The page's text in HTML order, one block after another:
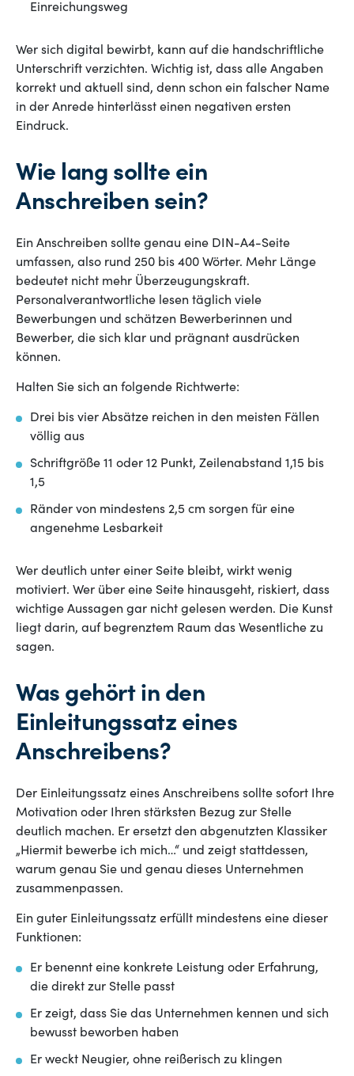
Einreichungsweg
Wer sich digital bewirbt, kann auf die handschriftliche
Unterschrift verzichten. Wichtig ist, dass alle Angaben
korrekt und aktuell sind, denn schon ein falscher Name
in der Anrede hinterlässt einen negativen ersten
Eindruck.
Wie lang sollte ein
Anschreiben sein?
Ein Anschreiben sollte genau eine DIN-A4-Seite
umfassen, also rund 250 bis 400 Wörter. Mehr Länge
bedeutet nicht mehr Überzeugungskraft.
Personalverantwortliche lesen täglich viele
Bewerbungen und schätzen Bewerberinnen und
Bewerber, die sich klar und prägnant ausdrücken
können.
Halten Sie sich an folgende Richtwerte:
Drei bis vier Absätze reichen in den meisten Fällen
völlig aus
Schriftgröße 11 oder 12 Punkt, Zeilenabstand 1,15 bis
1,5
Ränder von mindestens 2,5 cm sorgen für eine
angenehme Lesbarkeit
Wer deutlich unter einer Seite bleibt, wirkt wenig
motiviert. Wer über eine Seite hinausgeht, riskiert, dass
wichtige Aussagen gar nicht gelesen werden. Die Kunst
liegt darin, auf begrenztem Raum das Wesentliche zu
sagen.
Was gehört in den
Einleitungssatz eines
Anschreibens?
Der Einleitungssatz eines Anschreibens sollte sofort Ihre
Motivation oder Ihren stärksten Bezug zur Stelle
deutlich machen. Er ersetzt den abgenutzten Klassiker
„Hiermit bewerbe ich mich…“ und zeigt stattdessen,
warum genau Sie und genau dieses Unternehmen
zusammenpassen.
Ein guter Einleitungssatz erfüllt mindestens eine dieser
Funktionen:
Er benennt eine konkrete Leistung oder Erfahrung,
die direkt zur Stelle passt
Er zeigt, dass Sie das Unternehmen kennen und sich
bewusst beworben haben
Er weckt Neugier, ohne reißerisch zu klingen